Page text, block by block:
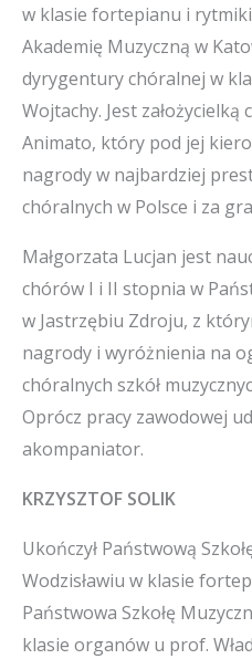
w klasie fortepianu i
Akademię Muzyczną w
dyrygentury chóralnej w
Wojtachy. Jest
Animato, który pod jej
nagrody w najbardziej
chóralnych w Polsce i za
Małgorzata Lucjan jest
chórów I i II stopnia w
w Jastrzębiu Zdroju, z
nagrody i wyróżnienia na
chóralnych szkół
Oprócz pracy zawodowej
akompaniator.
KRZYSZTOF SOLIK
Ukończył Państwową
Wodzisławiu w klasie
Państwowa Szkołę
klasie organów u prof.